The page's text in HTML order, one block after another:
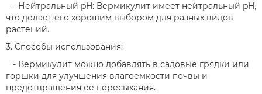
- Нейтральный pH: Вермикулит имеет нейтральный pH,
что делает его хорошим выбором для разных видов
растений.
3. Способы использования:
- Вермикулит можно добавлять в садовые грядки или
горшки для улучшения влагоемкости почвы и
предотвращения ее пересыхания.